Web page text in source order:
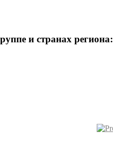
и странах региона: